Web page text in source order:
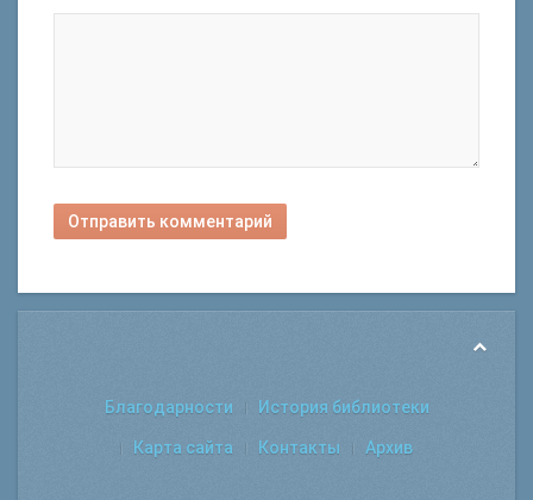
Отправить комментарий
Благодарности История библиотеки
Карта сайта Контакты Архив